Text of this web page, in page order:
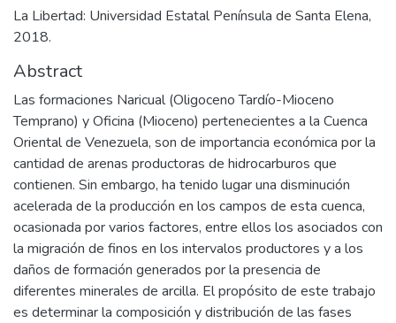
La Libertad: Universidad Estatal Península de Santa Elena,
2018.
Abstract
Las formaciones Naricual (Oligoceno Tardío-Mioceno
Temprano) y Oficina (Mioceno) pertenecientes a la Cuenca
Oriental de Venezuela, son de importancia económica por la
cantidad de arenas productoras de hidrocarburos que
contienen. Sin embargo, ha tenido lugar una disminución
acelerada de la producción en los campos de esta cuenca,
ocasionada por varios factores, entre ellos los asociados con
la migración de finos en los intervalos productores y a los
daños de formación generados por la presencia de
diferentes minerales de arcilla. El propósito de este trabajo
es determinar la composición y distribución de las fases